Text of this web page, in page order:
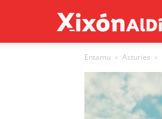
Entamu Asturies